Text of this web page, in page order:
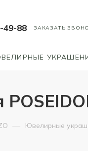
49-88 ЗАКАЗАТЬ
— Ювелирные